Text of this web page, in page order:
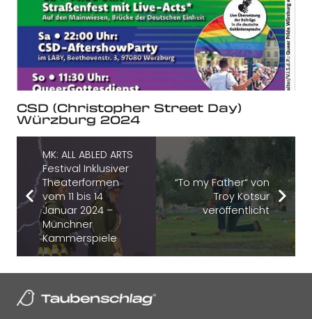
CSD (Christopher Street Day)
Würzburg 2024
MK: ALL ABLED ARTS
Festival Inklusiver
Theaterformen
vom 11 bis 14
Januar 2024 –
Münchner
Kammerspiele
“To my Father“ von
Troy Kotsur
veröffentlicht